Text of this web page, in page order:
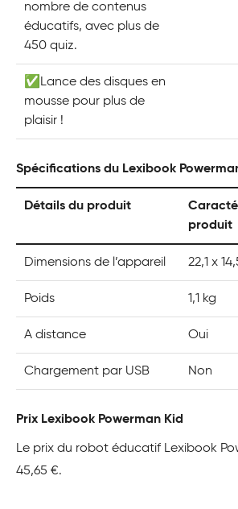
nombre de contenus
éducatifs, avec plus de
450 quiz.
✅Lance des disques en
mousse pour plus de
plaisir !
Spécifications du Lexibook
Détails du produit
produit
Dimensions de l’appareil 22,1 x
Poids 1,1 kg
A distance Oui
Chargement par USB Non
Prix Lexibook Powerman Kid
Le prix du robot éducatif Lexibook
45,65 €.